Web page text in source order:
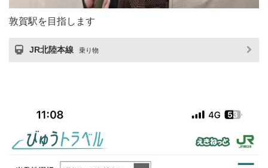
敦賀駅を目指します
JR北陸本線 乗り物